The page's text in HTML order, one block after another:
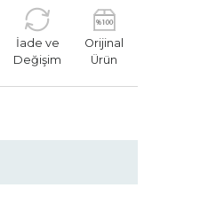
İade ve
Değişim
Orijinal
Ürün